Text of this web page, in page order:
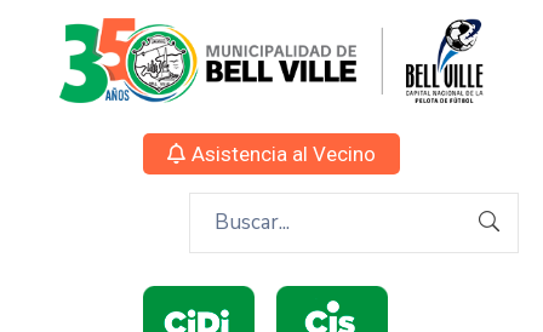
Asistencia al Vecino